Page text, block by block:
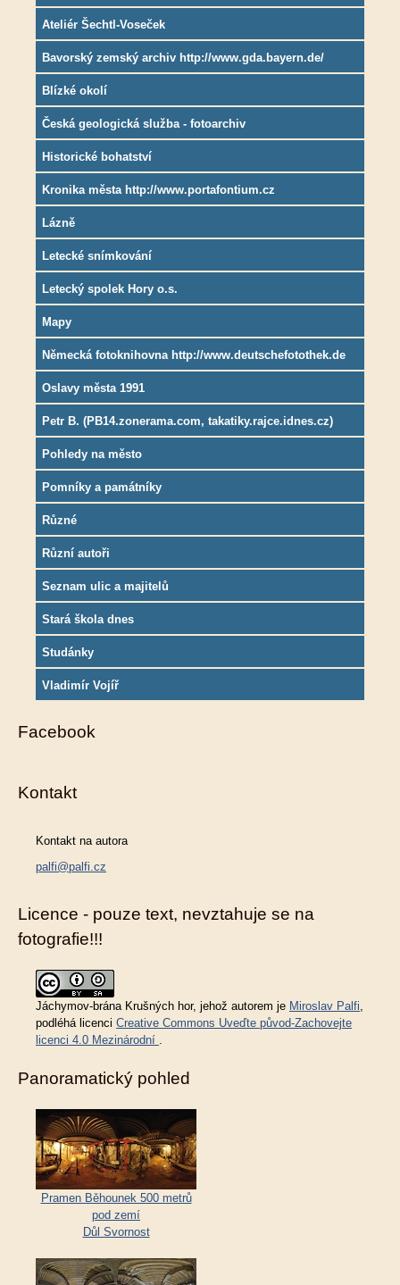
Ateliér Šechtl-Voseček
Bavorský zemský archiv http://www.gda.bayern.de/
Blízké okolí
Česká geologická služba - fotoarchiv
Historické bohatství
Kronika města http://www.portafontium.cz
Lázně
Letecké snímkování
Letecký spolek Hory o.s.
Mapy
Německá fotoknihovna http://www.deutschefotothek.de
Oslavy města 1991
Petr B. (PB14.zonerama.com, takatiky.rajce.idnes.cz)
Pohledy na město
Pomníky a památníky
Různé
Různí autoři
Seznam ulic a majitelů
Stará škola dnes
Studánky
Vladimír Vojíř
Facebook
Kontakt
Kontakt na autora
palfi@palfi.cz
Licence - pouze text, nevztahuje se na
fotografie!!!
Jáchymov-brána Krušných hor, jehož autorem je Miroslav Palfi,
podléhá licenci Creative Commons Uveďte původ-Zachovejte
licenci 4.0 Mezinárodní .
Panoramatický pohled
Pramen Běhounek 500 metrů
pod zemí
Důl Svornost